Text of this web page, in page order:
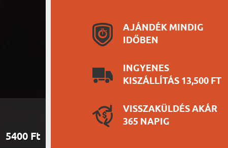
AJÁNDÉK MINDIG
IDŐBEN
INGYENES
KISZÁLLÍTÁS 13,500 FT
VISSZAKÜLDÉS AKÁR
365 NAPIG
5400 Ft